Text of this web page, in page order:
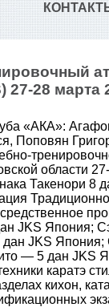
27-28 марта
«АКА»:
Поповян
области
Такенори 8
JKS Япония;
JKS Япония;
— 5 дан JKS
каратэ
кихон,